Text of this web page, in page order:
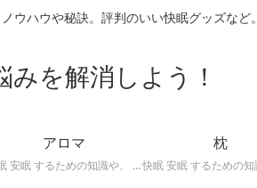
ウハウや秘訣。評判のいい快眠グッズなど。
みを解消しよう！
アロマ
快眠 安眠 するための知識や、 枕 、 照明 、 アロマ など、おすすめの グッズ などを紹介。 エッセンシャルオイル をはじめ、 アロマオイル を利用した アロマランプ 、 アロマディフューザー 、 アロマスプレー などの紹介です。
枕